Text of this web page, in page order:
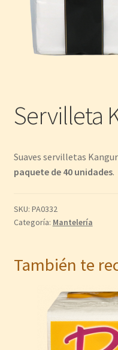
Servilleta
Suaves servilletas
paquete de 40 unidades.
SKU: PA0332
Categoría: Mantelería
También te